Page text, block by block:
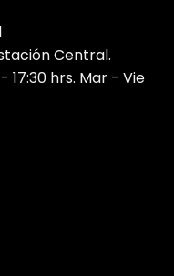
Central.
17:30 hrs. Mar - Vie